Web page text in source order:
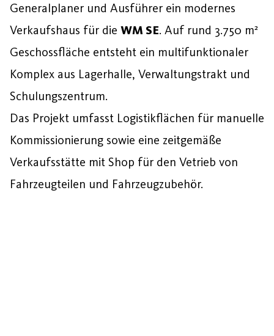
Generalplaner und Ausführer ein modernes
Verkaufshaus für die WM SE. Auf rund 3.750 m²
Geschossfläche entsteht ein multifunktionaler
Komplex aus Lagerhalle, Verwaltungstrakt und
Schulungszentrum.
Das Projekt umfasst Logistikflächen für manuelle
Kommissionierung sowie eine zeitgemäße
Verkaufsstätte mit Shop für den Vetrieb von
Fahrzeugteilen und Fahrzeugzubehör.